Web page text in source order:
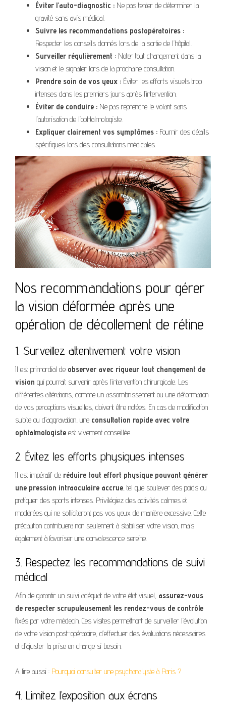
Éviter l’auto-diagnostic : Ne pas tenter de déterminer la
gravité sans avis médical.
Suivre les recommandations postopératoires :
Respecter les conseils donnés lors de la sortie de l’hôpital.
Surveiller régulièrement : Noter tout changement dans la
vision et le signaler lors de la prochaine consultation.
Prendre soin de vos yeux : Éviter les efforts visuels trop
intenses dans les premiers jours après l’intervention.
Éviter de conduire : Ne pas reprendre le volant sans
l’autorisation de l’ophtalmologiste.
Expliquer clairement vos symptômes : Fournir des détails
spécifiques lors des consultations médicales.
Nos recommandations pour gérer
la vision déformée après une
opération de décollement de rétine
1. Surveillez attentivement votre vision
Il est primordial de observer avec rigueur tout changement de
vision qui pourrait survenir après l’intervention chirurgicale. Les
différentes altérations, comme un assombrissement ou une déformation
de vos perceptions visuelles, doivent être notées. En cas de modification
subite ou d’aggravation, une consultation rapide avec votre
ophtalmologiste est vivement conseillée.
2. Évitez les efforts physiques intenses
Il est impératif de réduire tout effort physique pouvant générer
une pression intraoculaire accrue, tel que soulever des poids ou
pratiquer des sports intenses. Privilégiez des activités calmes et
modérées qui ne solliciteront pas vos yeux de manière excessive. Cette
précaution contribuera non seulement à stabiliser votre vision, mais
également à favoriser une convalescence sereine.
3. Respectez les recommandations de suivi
médical
Afin de garantir un suivi adéquat de votre état visuel, assurez-vous
de respecter scrupuleusement les rendez-vous de contrôle
fixés par votre médecin. Ces visites permettront de surveiller l’évolution
de votre vision post-opératoire, d’effectuer des évaluations nécessaires
et d’ajuster la prise en charge si besoin.
A lire aussi : Pourquoi consulter une psychanalyste à Paris ?
4. Limitez l’exposition aux écrans